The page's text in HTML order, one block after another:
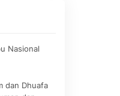
Nasional
dan Dhuafa